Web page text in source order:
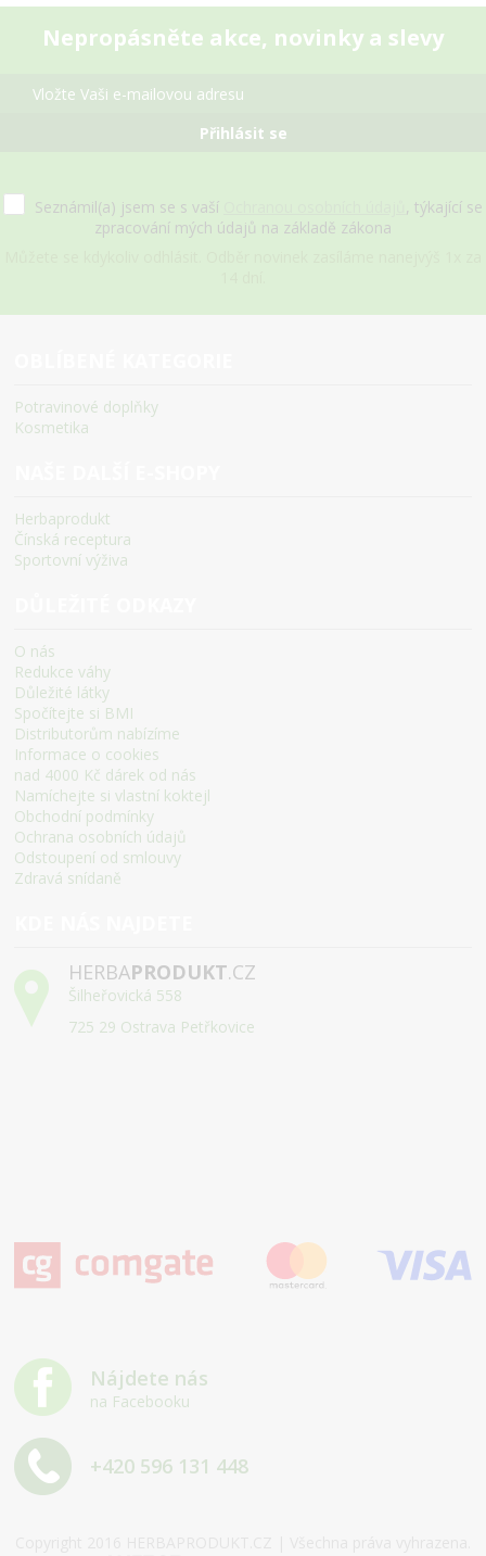
Nepropásněte akce, novinky a slevy
Přihlásit se
Seznámil(a) jsem se s vaší
, týkající se
zpracování mých údajů na základě zákona
Potravinové doplňky
Kosmetika
Herbaprodukt
Čínská receptura
Sportovní výživa
O nás
Redukce váhy
Důležité látky
Spočítejte si BMI
Distributorům nabízíme
Informace o cookies
nad 4000 Kč dárek od nás
Namíchejte si vlastní koktejl
Obchodní podmínky
Ochrana osobních údajů
Odstoupení od smlouvy
Zdravá snídaně
HERBAPRODUKT.CZ
Šilheřovická 558
725 29 Ostrava Petřkovice
Nájdete nás
na Facebooku
+420 596 131 448